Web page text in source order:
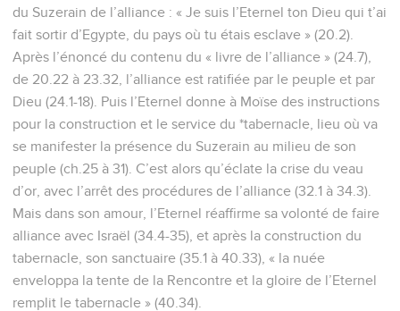
du Suzerain de l’alliance : « Je suis l’Eternel ton Dieu qui t’ai
fait sortir d’Egypte, du pays où tu étais esclave » (20.2).
Après l’énoncé du contenu du « livre de l’alliance » (24.7),
de 20.22 à 23.32, l’alliance est ratifiée par le peuple et par
Dieu (24.1-18). Puis l’Eternel donne à Moïse des instructions
pour la construction et le service du *tabernacle, lieu où va
se manifester la présence du Suzerain au milieu de son
peuple (ch.25 à 31). C’est alors qu’éclate la crise du veau
d’or, avec l’arrêt des procédures de l’alliance (32.1 à 34.3).
Mais dans son amour, l’Eternel réaffirme sa volonté de faire
alliance avec Israël (34.4-35), et après la construction du
tabernacle, son sanctuaire (35.1 à 40.33), « la nuée
enveloppa la tente de la Rencontre et la gloire de l’Eternel
remplit le tabernacle » (40.34).